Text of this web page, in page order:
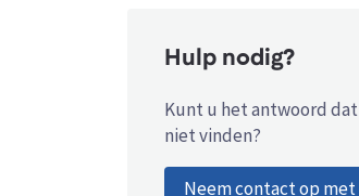
Hulp nodig?
Kunt u het antwoord
niet vinden?
Neem contact op